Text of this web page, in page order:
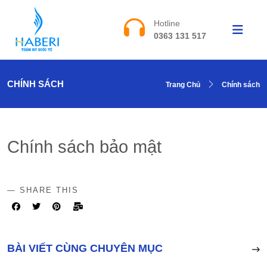
Hotline
0363 131 517
CHÍNH SÁCH Trang Chủ Chính sách
Chính sách bảo mật
SHARE THIS
BÀI VIẾT CÙNG CHUYÊN MỤC